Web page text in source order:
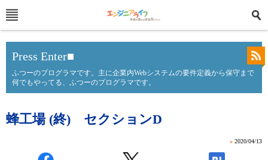
Press Enter■
ふつーのプログラマです。主に企業内Webシステムの要件定義から保守まで
何でもやってる、ふつーのプログラマです。
蜂工場 (終) セクションD
» 2020/04/13